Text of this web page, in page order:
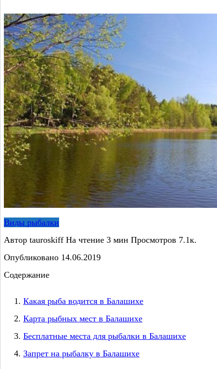
Виды рыбалки
Автор tauroskiff На чтение 3 мин Просмотров 7.1к.
Опубликовано 14.06.2019
Содержание
Какая рыба водится в Балашихе
Карта рыбных мест в Балашихе
Бесплатные места для рыбалки в Балашихе
Запрет на рыбалку в Балашихе